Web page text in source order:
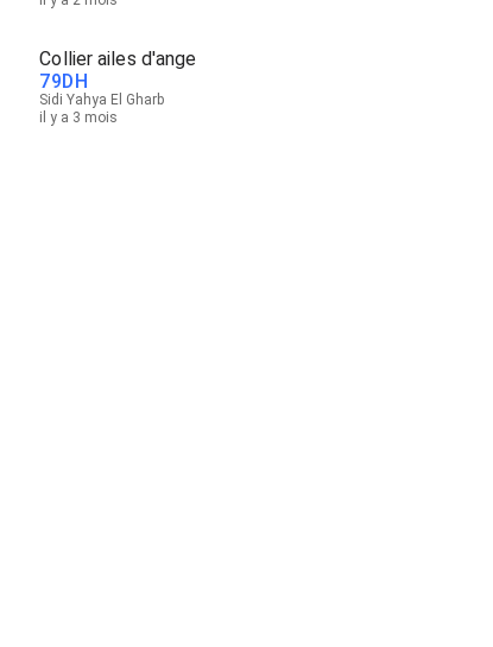
Collier ailes d'ange
79DH
Sidi Yahya El Gharb
il y a 3 mois